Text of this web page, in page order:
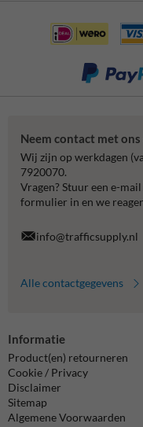
Neem contact met ons
Wij zijn op werkdagen
7920070.
Vragen? Stuur een e-
formulier in en we
info@trafficsupply.nl
Alle contactgegevens
Informatie
Product(en) retourneren
Cookie / Privacy
Disclaimer
Sitemap
Algemene Voorwaarden